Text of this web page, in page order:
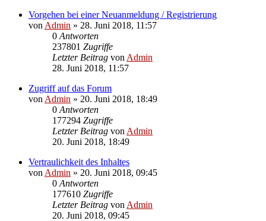
Vorgehen bei einer Neuanmeldung / Registrierung
von Admin » 28. Juni 2018, 11:57
0 Antworten
237801 Zugriffe
Letzter Beitrag von Admin
28. Juni 2018, 11:57
Zugriff auf das Forum
von Admin » 20. Juni 2018, 18:49
0 Antworten
177294 Zugriffe
Letzter Beitrag von Admin
20. Juni 2018, 18:49
Vertraulichkeit des Inhaltes
von Admin » 20. Juni 2018, 09:45
0 Antworten
177610 Zugriffe
Letzter Beitrag von Admin
20. Juni 2018, 09:45